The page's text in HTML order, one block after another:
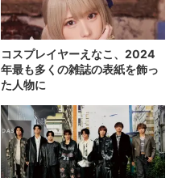
コスプレイヤーえなこ、2024
年最も多くの雑誌の表紙を飾っ
た人物に